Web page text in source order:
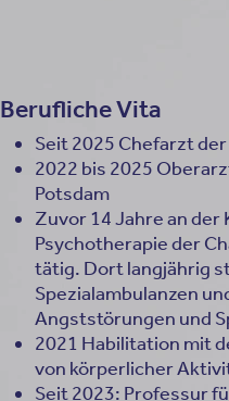
Berufliche Vita
Seit 2025 Chefarzt
2022 bis 2025
Potsdam
Zuvor 14 Jahre an der
Psychotherapie der
tätig. Dort langjährig
Spezialambulanzen
Angststörungen und
2021 Habilitation mit
von körperlicher
Seit 2023: Professur